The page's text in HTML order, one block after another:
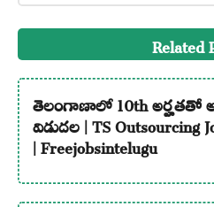
Related
తెలంగాణాలో 10th అర్హతతో
విడుదల | TS Outsourcing
| Freejobsintelugu